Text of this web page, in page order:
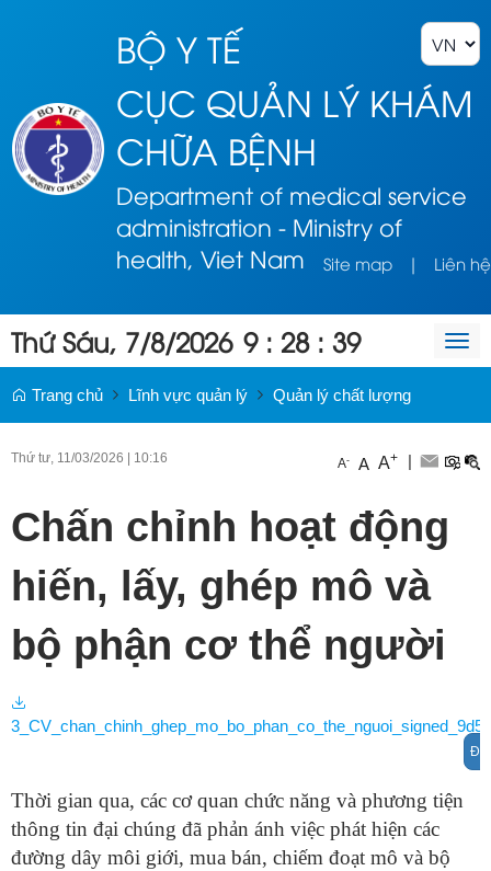
BỘ Y TẾ
CỤC QUẢN LÝ KHÁM
CHỮA BỆNH
Department of medical service
administration - Ministry of
health, Viet Nam
Site map | Liên hệ
Thứ Sáu, 7/8/2026 9 : 28 : 39
Trang chủ Lĩnh vực quản lý Quản lý chất lượng
Thứ tư, 11/03/2026 10:16 A- A A+ |
Chấn chỉnh hoạt động
hiến, lấy, ghép mô và
bộ phận cơ thể người
Thời gian qua, các cơ quan chức năng và phương tiện
thông tin đại chúng đã phản ánh việc phát hiện các
đường dây môi giới, mua bán, chiếm đoạt mô và bộ